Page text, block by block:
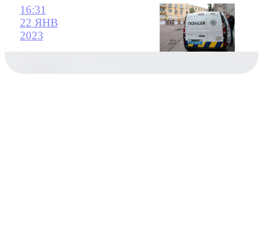
16:31
22 ЯНВ
2023